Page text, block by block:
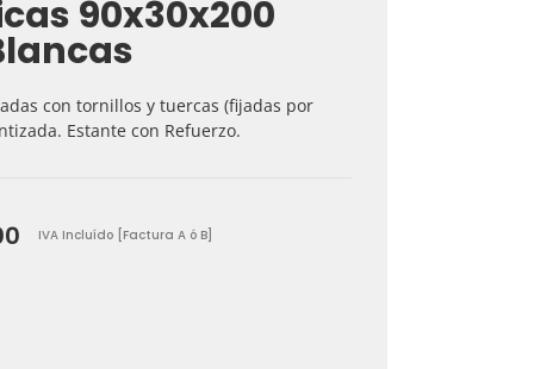
90x30x200
con tornillos y tuercas (fijadas por
Estante con Refuerzo.
IVA Incluído [Factura A ó B]